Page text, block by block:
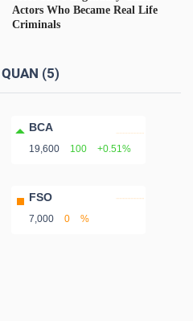
(5)
BCA
19,600 100 +0.51%
FSO
7,000 0 %